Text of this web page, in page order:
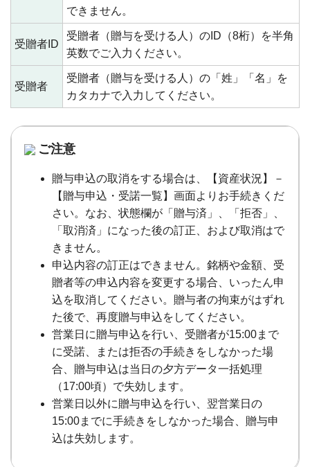
できません。
受贈者ID
受贈者（贈与を受ける人）のID（8桁）を半角
英数でご入力ください。
受贈者
受贈者（贈与を受ける人）の「姓」「名」を
カタカナで入力してください。
ご注意
贈与申込の取消をする場合は、【資産状況】－
【贈与申込・受諾一覧】画面よりお手続きくだ
さい。なお、状態欄が「贈与済」、「拒否」、
「取消済」になった後の訂正、および取消はで
きません。
申込内容の訂正はできません。銘柄や金額、受
贈者等の申込内容を変更する場合、いったん申
込を取消してください。贈与者の拘束がはずれ
た後で、再度贈与申込をしてください。
営業日に贈与申込を行い、受贈者が15:00まで
に受諾、または拒否の手続きをしなかった場
合、贈与申込は当日の夕方データ一括処理
（17:00頃）で失効します。
営業日以外に贈与申込を行い、翌営業日の
15:00までに手続きをしなかった場合、贈与申
込は失効します。